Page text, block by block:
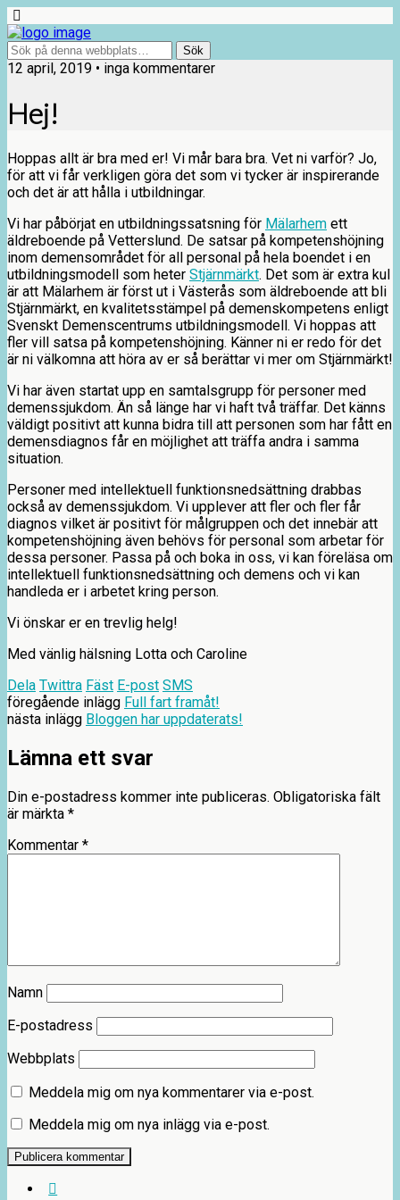
12 april, 2019 • inga kommentarer
Hej!
Hoppas allt är bra med er! Vi mår bara bra. Vet ni varför? Jo,
för att vi får verkligen göra det som vi tycker är inspirerande
och det är att hålla i utbildningar.
Vi har påbörjat en utbildningssatsning för Mälarhem ett
äldreboende på Vetterslund. De satsar på kompetenshöjning
inom demensområdet för all personal på hela boendet i en
utbildningsmodell som heter Stjärnmärkt. Det som är extra kul
är att Mälarhem är först ut i Västerås som äldreboende att bli
Stjärnmärkt, en kvalitetsstämpel på demenskompetens enligt
Svenskt Demenscentrums utbildningsmodell. Vi hoppas att
fler vill satsa på kompetenshöjning. Känner ni er redo för det
är ni välkomna att höra av er så berättar vi mer om Stjärnmärkt!
Vi har även startat upp en samtalsgrupp för personer med
demenssjukdom. Än så länge har vi haft två träffar. Det känns
väldigt positivt att kunna bidra till att personen som har fått en
demensdiagnos får en möjlighet att träffa andra i samma
situation.
Personer med intellektuell funktionsnedsättning drabbas
också av demenssjukdom. Vi upplever att fler och fler får
diagnos vilket är positivt för målgruppen och det innebär att
kompetenshöjning även behövs för personal som arbetar för
dessa personer. Passa på och boka in oss, vi kan föreläsa om
intellektuell funktionsnedsättning och demens och vi kan
handleda er i arbetet kring person.
Vi önskar er en trevlig helg!
Med vänlig hälsning Lotta och Caroline
Dela Twittra Fäst E-post SMS
föregående inlägg Full fart framåt!
nästa inlägg Bloggen har uppdaterats!
Lämna ett svar
Din e-postadress kommer inte publiceras. Obligatoriska fält
är märkta *
Kommentar *
Namn
E-postadress
Webbplats
Meddela mig om nya kommentarer via e-post.
Meddela mig om nya inlägg via e-post.